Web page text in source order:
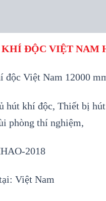
KHÍ ĐỘC VIỆT NAM
độc Việt Nam 12000
hút khí độc, Thiết bị
phòng thí nghiệm,
2018
Việt Nam